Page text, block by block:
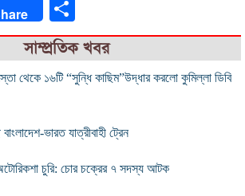
সাম্প্রতিক খবর
থেকে ১৬টি “সুন্ধি কাছিম”উদ্ধার করলো কুমিল্লা ডিবি
ভারত যাত্রীবাহী ট্রেন
চুরি: চোর চক্রের ৭ সদস্য আটক